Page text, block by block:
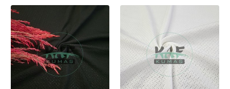
Pointelle
Ribana
Kumaş
|
100%
Pamuk
|
Pointelle
100%
Pamuk
|
Model-
12